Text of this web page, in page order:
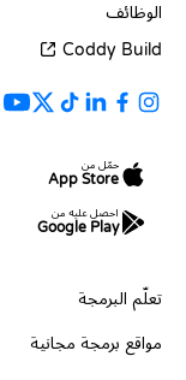
الوظائف
Coddy Build
حمّل من
App Store
احصل عليه من
Google Play
تعلّم البرمجة
مواقع برمجة مجانية